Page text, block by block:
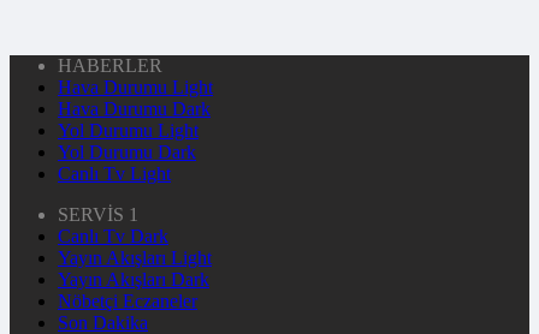
HABERLER
Hava Durumu Light
Hava Durumu Dark
Yol Durumu Light
Yol Durumu Dark
Canlı Tv Light
SERVİS 1
Canlı Tv Dark
Yayın Akışları Light
Yayın Akışları Dark
Nöbetçi Eczaneler
Son Dakika